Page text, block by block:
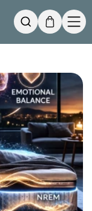
Můj košík
Hledat